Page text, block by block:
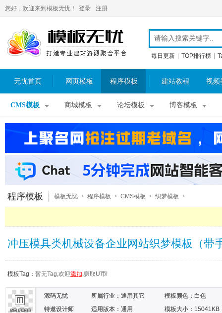
您好，欢迎来到模板无忧！ 登录 注册
每日更新 TOP排行榜
无忧首页 网页模板 程序模板 建站教程 视频
CMS模板 商城模板 论坛模板 博客模板
程序模板 模板无忧 > 程序模板 > CMS模板 > 织梦模板 >
冲压模具类机械设备企业网站织梦模板（带
模板Tag： 暂无Tag,欢迎添加,赚取U币!
源码无忧
特邀设计师
所属行业： 通用其它 模板颜色： 白色
适用版本：通用
模板大小：15041KB